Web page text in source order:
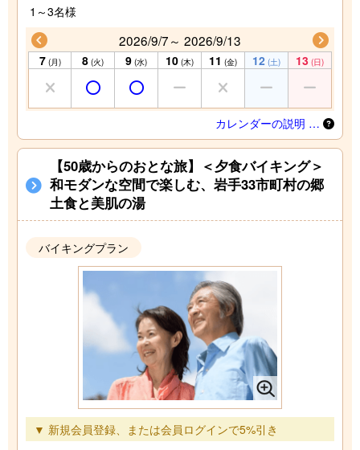
1～3名様
2026/9/7～ 2026/9/13
7 (月) 8 (火) 9 (水) 10 (木) 11 (金) 12 (土) 13 (日)
カレンダーの説明 …
【50歳からのおとな旅】＜夕食バイキング＞
和モダンな空間で楽しむ、岩手33市町村の郷
土食と美肌の湯
バイキングプラン
▼ 新規会員登録、または会員ログインで5%引き